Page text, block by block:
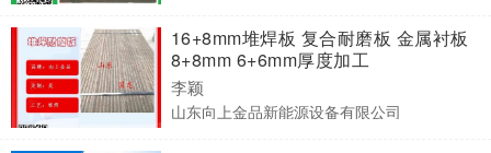
16+8mm堆焊板 复合耐磨板 金属衬板
8+8mm 6+6mm厚度加工
李颖
山东向上金品新能源设备有限公司